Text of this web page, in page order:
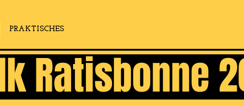
Ratisbonne
PRAKTISCHES